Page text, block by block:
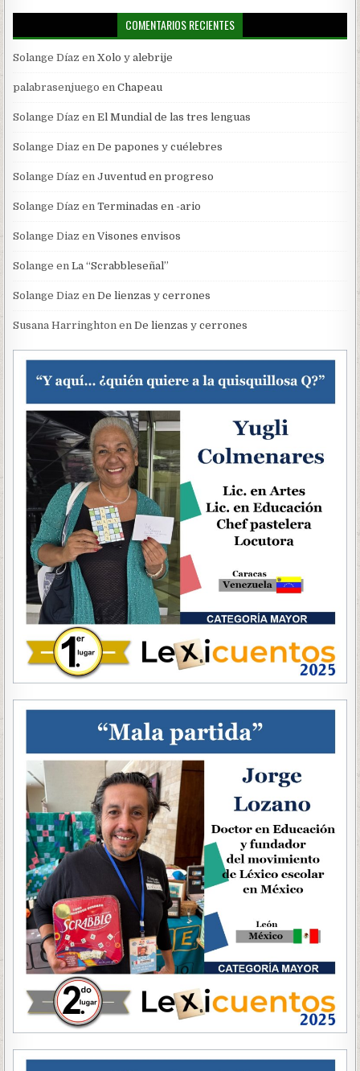
COMENTARIOS RECIENTES
Solange Díaz enXolo y alebrije
palabrasenjuego enChapeau
Solange Díaz enEl Mundial de las tres lenguas
Solange Diaz enDe papones y cuélebres
Solange Díaz enJuventud en progreso
Solange Díaz enTerminadas en -ario
Solange Diaz enVisones envisos
Solange enLa “Scrabbleseñal”
Solange Diaz enDe lienzas y cerrones
Susana Harringhton enDe lienzas y cerrones